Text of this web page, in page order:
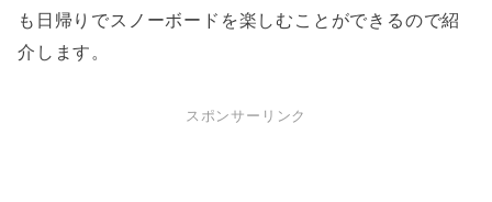
も日帰りでスノーボードを楽しむことができるので紹
介します。
スポンサーリンク